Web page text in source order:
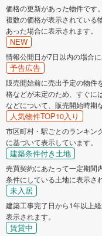
価格の更新があった物件です。
複数の価格が表示されている
あった場合に表示されます。
NEW
情報公開日が7日以内の場合に
予告広告
販売開始前に売出予定の物件
格などが未定のため、すぐに
などについて、販売開始時期
人気物件TOP10入り
市区町村・駅ごとのランキン
に基づいて表示しています。
建築条件付き土地
売買契約にあたって一定期間
条件にしている土地に表示さ
未入居
建築工事完了日から1年以上
表示されます。
賃貸中